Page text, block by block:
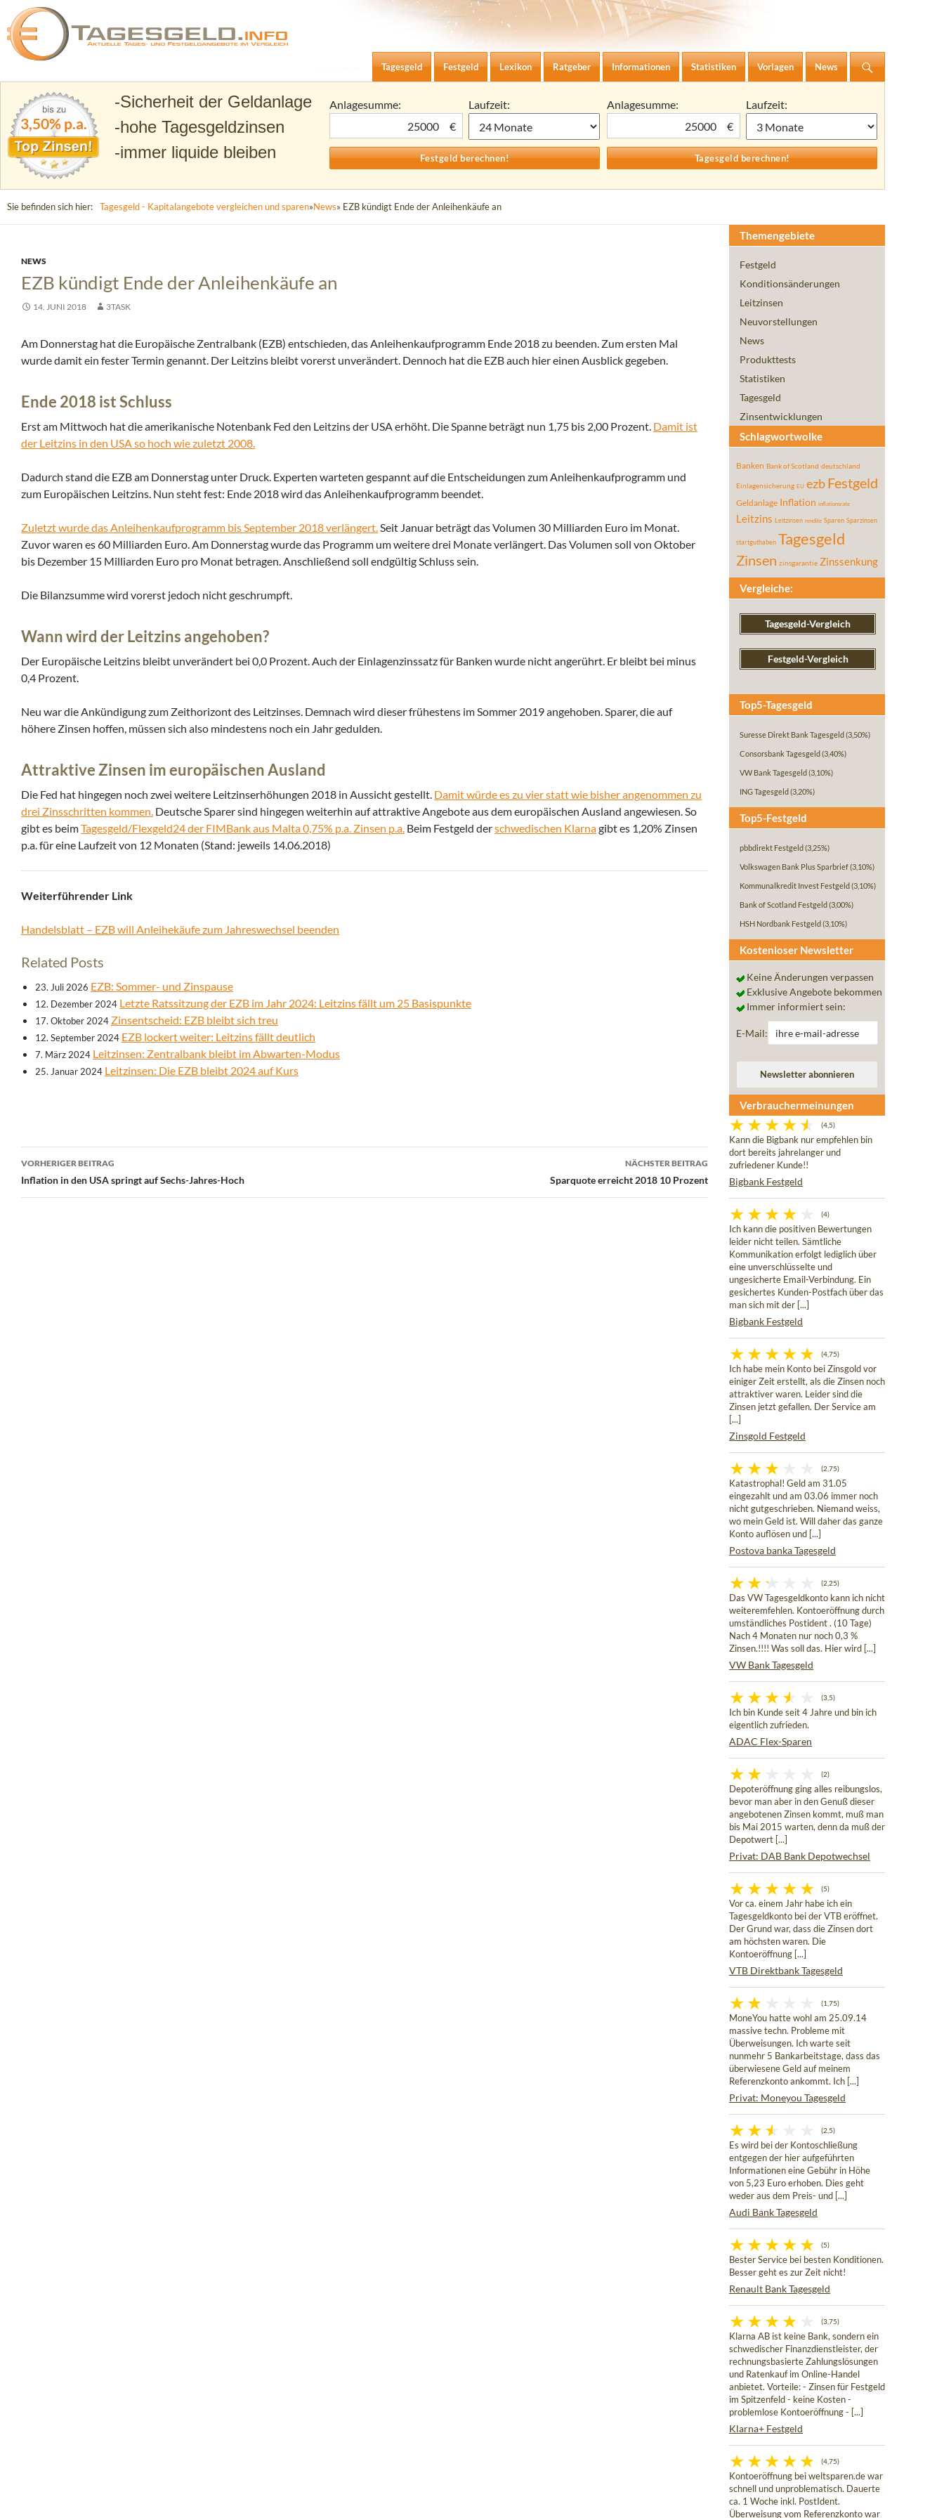
Tagesgeld.info – Tagesgeldkonten vergleichen und Tagesgeld-Zinsen berechnen
Zum Inhalt springen
Tagesgeld
Festgeld Lexikon Ratgeber Informationen Statistiken Vorlagen News
3,50% p.a.
Sicherheit der Geldanlage
hohe Tagesgeldzinsen
immer liquide bleiben
Anlagesumme:
€
Laufzeit:
Anlagesumme:
€
Laufzeit:
Sie befinden sich hier: Tagesgeld - Kapitalangebote vergleichen und sparen»News» EZB kündigt Ende der Anleihenkäufe an
NEWS
EZB kündigt Ende der Anleihenkäufe an
14. JUNI 2018 3TASK
Am Donnerstag hat die Europäische Zentralbank (EZB) entschieden, das Anleihenkaufprogramm Ende 2018 zu beenden. Zum ersten Mal
wurde damit ein fester Termin genannt. Der Leitzins bleibt vorerst unverändert. Dennoch hat die EZB auch hier einen Ausblick gegeben.
Ende 2018 ist Schluss
Erst am Mittwoch hat die amerikanische Notenbank Fed den Leitzins der USA erhöht. Die Spanne beträgt nun 1,75 bis 2,00 Prozent. Damit ist
der Leitzins in den USA so hoch wie zuletzt 2008.
Dadurch stand die EZB am Donnerstag unter Druck. Experten warteten gespannt auf die Entscheidungen zum Anleihenkaufprogramm und
zum Europäischen Leitzins. Nun steht fest: Ende 2018 wird das Anleihenkaufprogramm beendet.
Zuletzt wurde das Anleihenkaufprogramm bis September 2018 verlängert.Seit Januar beträgt das Volumen 30 Milliarden Euro im Monat.
Zuvor waren es 60 Milliarden Euro. Am Donnerstag wurde das Programm um weitere drei Monate verlängert. Das Volumen soll von Oktober
bis Dezember 15 Milliarden Euro pro Monat betragen. Anschließend soll endgültig Schluss sein.
Die Bilanzsumme wird vorerst jedoch nicht geschrumpft.
Wann wird der Leitzins angehoben?
Der Europäische Leitzins bleibt unverändert bei 0,0 Prozent. Auch der Einlagenzinssatz für Banken wurde nicht angerührt. Er bleibt bei minus
0,4 Prozent.
Neu war die Ankündigung zum Zeithorizont des Leitzinses. Demnach wird dieser frühestens im Sommer 2019 angehoben. Sparer, die auf
höhere Zinsen hoffen, müssen sich also mindestens noch ein Jahr gedulden.
Attraktive Zinsen im europäischen Ausland
Die Fed hat hingegen noch zwei weitere Leitzinserhöhungen 2018 in Aussicht gestellt. Damit würde es zu vier statt wie bisher angenommen zu
drei Zinsschritten kommen. Deutsche Sparer sind hingegen weiterhin auf attraktive Angebote aus dem europäischen Ausland angewiesen. So
gibt es beimTagesgeld/Flexgeld24 der FIMBank aus Malta 0,75% p.a. Zinsen p.a. Beim Festgeld derschwedischen Klarnagibt es 1,20% Zinsen
p.a. für eine Laufzeit von 12 Monaten (Stand: jeweils 14.06.2018)
Weiterführender Link
Handelsblatt – EZB will Anleihekäufe zum Jahreswechsel beenden
Related Posts
23. Juli 2026 EZB: Sommer- und Zinspause
12. Dezember 2024 Letzte Ratssitzung der EZB im Jahr 2024: Leitzins fällt um 25 Basispunkte
17. Oktober 2024 Zinsentscheid: EZB bleibt sich treu
12. September 2024 EZB lockert weiter: Leitzins fällt deutlich
7. März 2024 Leitzinsen: Zentralbank bleibt im Abwarten-Modus
25. Januar 2024 Leitzinsen: Die EZB bleibt 2024 auf Kurs
Beitrags-
Navigation
VORHERIGER BEITRAG
Inflation in den USA springt auf Sechs-Jahres-Hoch
NÄCHSTER BEITRAG
Sparquote erreicht 2018 10 Prozent
Themengebiete
Festgeld
Konditionsänderungen
Leitzinsen
Neuvorstellungen
News
Produkttests
Statistiken
Tagesgeld
Zinsentwicklungen
Schlagwortwolke
Banken Bank of Scotland deutschland
Einlagensicherung EU ezbFestgeld
Geldanlage Inflation inflationsrate
Leitzins Leitzinsen rendite Sparen Sparzinsen
startguthaben Tagesgeld
Zinsen zinsgarantie Zinssenkung
Vergleiche:
Tagesgeld-Vergleich
Festgeld-Vergleich
Top5-Tagesgeld
Suresse Direkt Bank Tagesgeld (3,50%)
Consorsbank Tagesgeld (3,40%)
VW Bank Tagesgeld (3,10%)
ING Tagesgeld (3,20%)
Top5-Festgeld
pbbdirekt Festgeld (3,25%)
Volkswagen Bank Plus Sparbrief(3,10%)
Kommunalkredit Invest Festgeld (3,10%)
Bank of Scotland Festgeld (3,00%)
HSH Nordbank Festgeld (3,10%)
Kostenloser Newsletter
Keine Änderungen verpassen
Exklusive Angebote bekommen
Immer informiert sein:
E-Mail:
Verbrauchermeinungen
(4,5)
Kann die Bigbank nur empfehlen bin
dort bereits jahrelanger und
zufriedener Kunde!!
Bigbank Festgeld
(4)
Ich kann die positiven Bewertungen
leider nicht teilen. Sämtliche
Kommunikation erfolgt lediglich über
eine unverschlüsselte und
ungesicherte Email-Verbindung. Ein
gesichertes Kunden-Postfach über das
man sich mit der [...]
Bigbank Festgeld
(4,75)
Ich habe mein Konto bei Zinsgold vor
einiger Zeit erstellt, als die Zinsen noch
attraktiver waren. Leider sind die
Zinsen jetzt gefallen. Der Service am
[...]
Zinsgold Festgeld
(2,75)
Katastrophal! Geld am 31.05
eingezahlt und am 03.06 immer noch
nicht gutgeschrieben. Niemand weiss,
wo mein Geld ist. Will daher das ganze
Konto auflösen und [...]
Postova banka Tagesgeld
(2,25)
Das VW Tagesgeldkonto kann ich nicht
weiteremfehlen. Kontoeröffnung durch
umständliches Postident . (10 Tage)
Nach 4 Monaten nur noch 0,3 %
Zinsen.!!!! Was soll das. Hier wird [...]
VW Bank Tagesgeld
(3,5)
Ich bin Kunde seit 4 Jahre und bin ich
eigentlich zufrieden.
ADAC Flex-Sparen
(2)
Depoteröffnung ging alles reibungslos,
bevor man aber in den Genuß dieser
angebotenen Zinsen kommt, muß man
bis Mai 2015 warten, denn da muß der
Depotwert [...]
Privat: DAB Bank Depotwechsel
(5)
Vor ca. einem Jahr habe ich ein
Tagesgeldkonto bei der VTB eröffnet.
Der Grund war, dass die Zinsen dort
am höchsten waren. Die
Kontoeröffnung [...]
VTB Direktbank Tagesgeld
(1,75)
MoneYou hatte wohl am 25.09.14
massive techn. Probleme mit
Überweisungen. Ich warte seit
nunmehr 5 Bankarbeitstage, dass das
überwiesene Geld auf meinem
Referenzkonto ankommt. Ich [...]
Privat: Moneyou Tagesgeld
(2,5)
Es wird bei der Kontoschließung
entgegen der hier aufgeführten
Informationen eine Gebühr in Höhe
von 5,23 Euro erhoben. Dies geht
weder aus dem Preis- und [...]
Audi Bank Tagesgeld
(5)
Bester Service bei besten Konditionen.
Besser geht es zur Zeit nicht!
Renault Bank Tagesgeld
(3,75)
Klarna AB ist keine Bank, sondern ein
schwedischer Finanzdienstleister, der
rechnungsbasierte Zahlungslösungen
und Ratenkauf im Online-Handel
anbietet. Vorteile: - Zinsen für Festgeld
im Spitzenfeld - keine Kosten -
problemlose Kontoeröffnung - [...]
Klarna+ Festgeld
(4,75)
Kontoeröffnung bei weltsparen.de war
schnell und unproblematisch. Dauerte
ca. 1 Woche inkl. PostIdent.
Überweisung vom Referenzkonto war